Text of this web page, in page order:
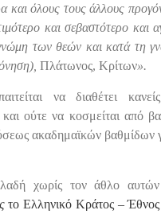
και όλους τους άλλους
και σεβαστότερο και
των θεών και κατά τη
Πλάτωνος, Κρίτων».
να διαθέτει
ούτε να κοσμείται από
ακαδημαϊκών βαθμίδων
χωρίς τον άθλο
το Ελληνικό Κράτος –